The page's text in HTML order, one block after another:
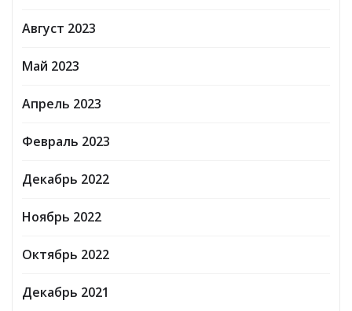
Август 2023
Май 2023
Апрель 2023
Февраль 2023
Декабрь 2022
Ноябрь 2022
Октябрь 2022
Декабрь 2021